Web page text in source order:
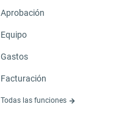
Aprobación
Equipo
Gastos
Facturación
Todas las funciones